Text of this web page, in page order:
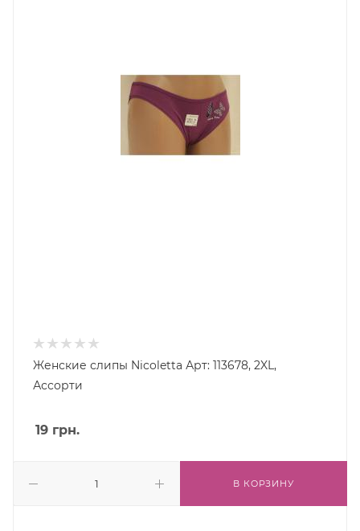
Женские слипы Nicoletta Арт: 113678, 2XL,
Ассорти
19 грн.
В КОРЗИНУ